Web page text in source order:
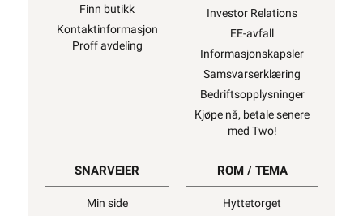
Finn butikk
Kontaktinformasjon
Proff avdeling
Investor Relations
EE-avfall
Informasjonskapsler
Samsvarserklæring
Bedriftsopplysninger
Kjøpe nå, betale senere
med Two!
SNARVEIER
Min side
ROM / TEMA
Hyttetorget